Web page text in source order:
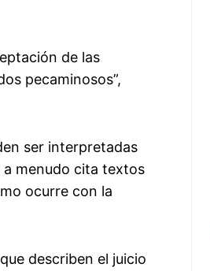
de las
pecaminosos”,
ser interpretadas
a menudo cita textos
ocurre con la
describen el juicio